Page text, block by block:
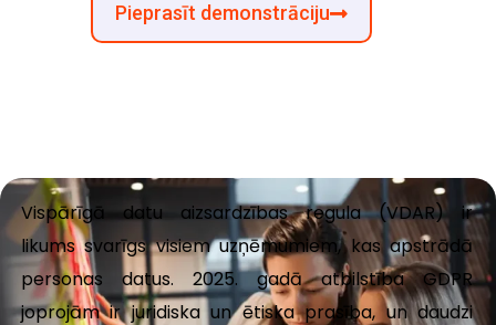
Pieprasīt demonstrāciju
Vispārīgā datu aizsardzības regula (VDAR) ir
likums svarīgsvisiem uzņēmumiem, kas apstrādā
personas datus. 2025. gadā atbilstība GDPR
joprojām ir juridiska un ētiska prasība, un daudzi